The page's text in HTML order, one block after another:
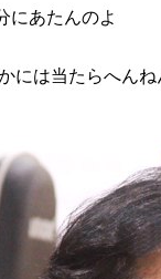
にあたんのよ
には当たらへん